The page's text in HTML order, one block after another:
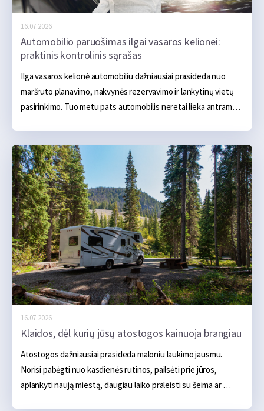
16.07.2026.
Automobilio paruošimas ilgai vasaros kelionei:
praktinis kontrolinis sąrašas
Ilga vasaros kelionė automobiliu dažniausiai prasideda nuo
maršruto planavimo, nakvynės rezervavimo ir lankytinų vietų
pasirinkimo. Tuo metu pats automobilis neretai lieka antrame
turėtų praeiti sklandžiai. Tačiau ilga kelionė automobiliui sukelia
gerokai didesnę apkrovą. Transporto priemonė ilgą laiką
važiuoja didesniu greičiu, yra labiau apkrauta, o karštu oru oro
kondicionierius gali veikti beveik be pertraukos. Todėl
nedidelis gedimas, kuris kasdien važinėjant beveik
nepastebimas, kelionėje gali baigtis apsilankymu autoservise,
techninės pagalbos kelyje iškvietimu ar net būtinybe keisti
suplanuotą maršrutą.
16.07.2026.
Klaidos, dėl kurių jūsų atostogos kainuoja brangiau
Atostogos dažniausiai prasideda maloniu laukimo jausmu.
Norisi pabėgti nuo kasdienės rutinos, pailsėti prie jūros,
aplankyti naują miestą, daugiau laiko praleisti su šeima ar